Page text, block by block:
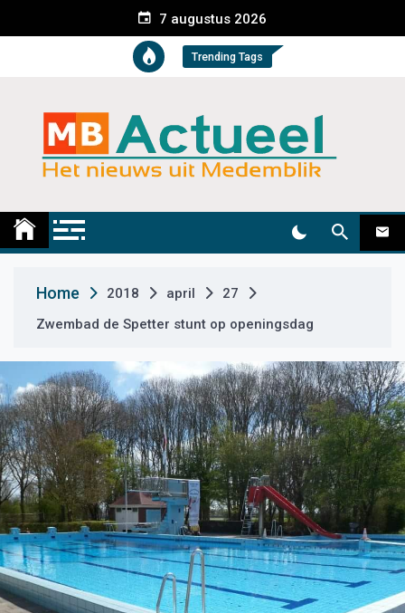
e
t
7 augustus 2026
Trending Tags
Medemblik Actueel
Home 2018 april
27
Zwembad de Spetter stunt op openingsdag